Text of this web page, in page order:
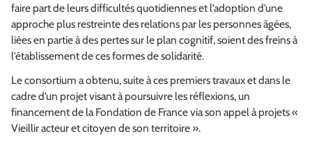
faire part de leurs difficultés quotidiennes et l’adoption d’une
approche plus restreinte des relations par les personnes âgées,
liées en partie à des pertes sur le plan cognitif, soient des freins à
l’établissement de ces formes de solidarité.
Le consortium a obtenu, suite à ces premiers travaux et dans le
cadre d’un projet visant à poursuivre les réflexions, un
financement de la Fondation de France via son appel à projets «
Vieillir acteur et citoyen de son territoire ».